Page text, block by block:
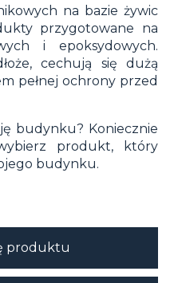
na bazie żywic
przygotowane na
i epoksydowych.
cechują się dużą
pełnej ochrony przed
budynku? Koniecznie
produkt, który
budynku.
produktu